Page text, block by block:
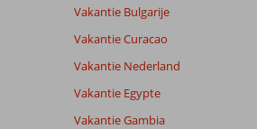
Vakantie Bulgarije
Vakantie Curacao
Vakantie Nederland
Vakantie Egypte
Vakantie Gambia